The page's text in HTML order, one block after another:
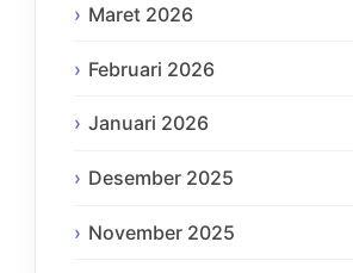
Maret 2026
Februari 2026
Januari 2026
Desember 2025
November 2025